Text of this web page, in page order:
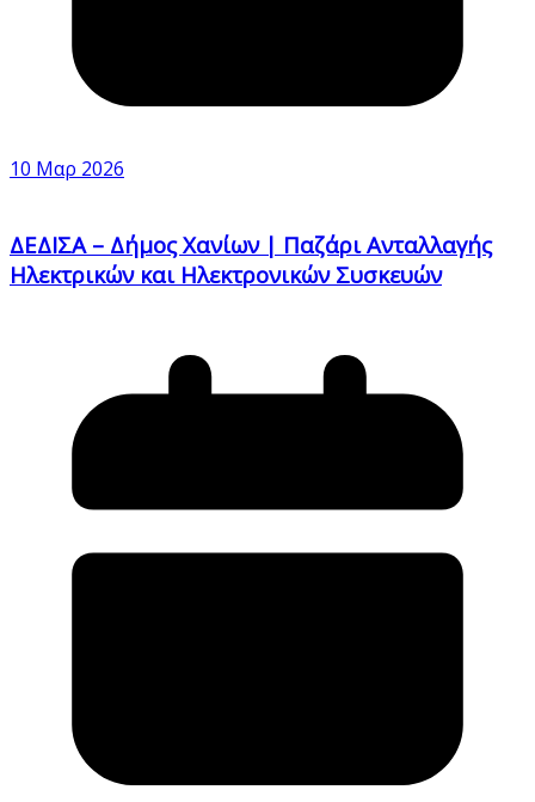
10 Μαρ 2026
ΔΕΔΙΣΑ – Δήμος Χανίων | Παζάρι Ανταλλαγής
Ηλεκτρικών και Ηλεκτρονικών Συσκευών